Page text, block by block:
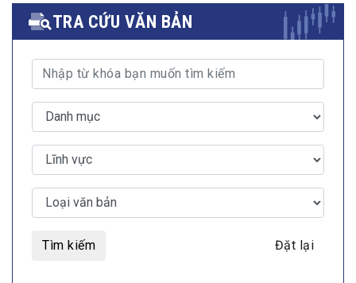
TRA CỨU VĂN BẢN
Tìm kiếm Đặt lại